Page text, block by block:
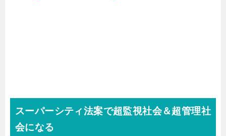
スーパーシティ法案で超監視社会＆超管理社
会になる